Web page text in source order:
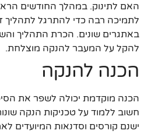
האם לתינוק. במהלך החודשים
לתמיכה רבה כדי להתרגל לתהליך
באתגרים שונים. הכרת התהליך
להקל על המעבר להנקה מוצלחת.
הכנה להנקה
הכנה מוקדמת יכולה לשפר את
חשוב ללמוד על טכניקות הנקה
ישנם קורסים וסדנאות המיועדים